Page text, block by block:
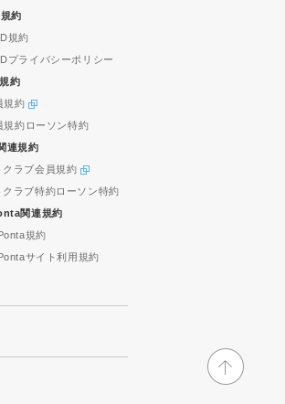
約
規約
プライバシーポリシー
約
規約
規約ローソン特約
連規約
ラブ会員規約
ラブ特約ローソン特約
関連規約
規約
サイト利用規約